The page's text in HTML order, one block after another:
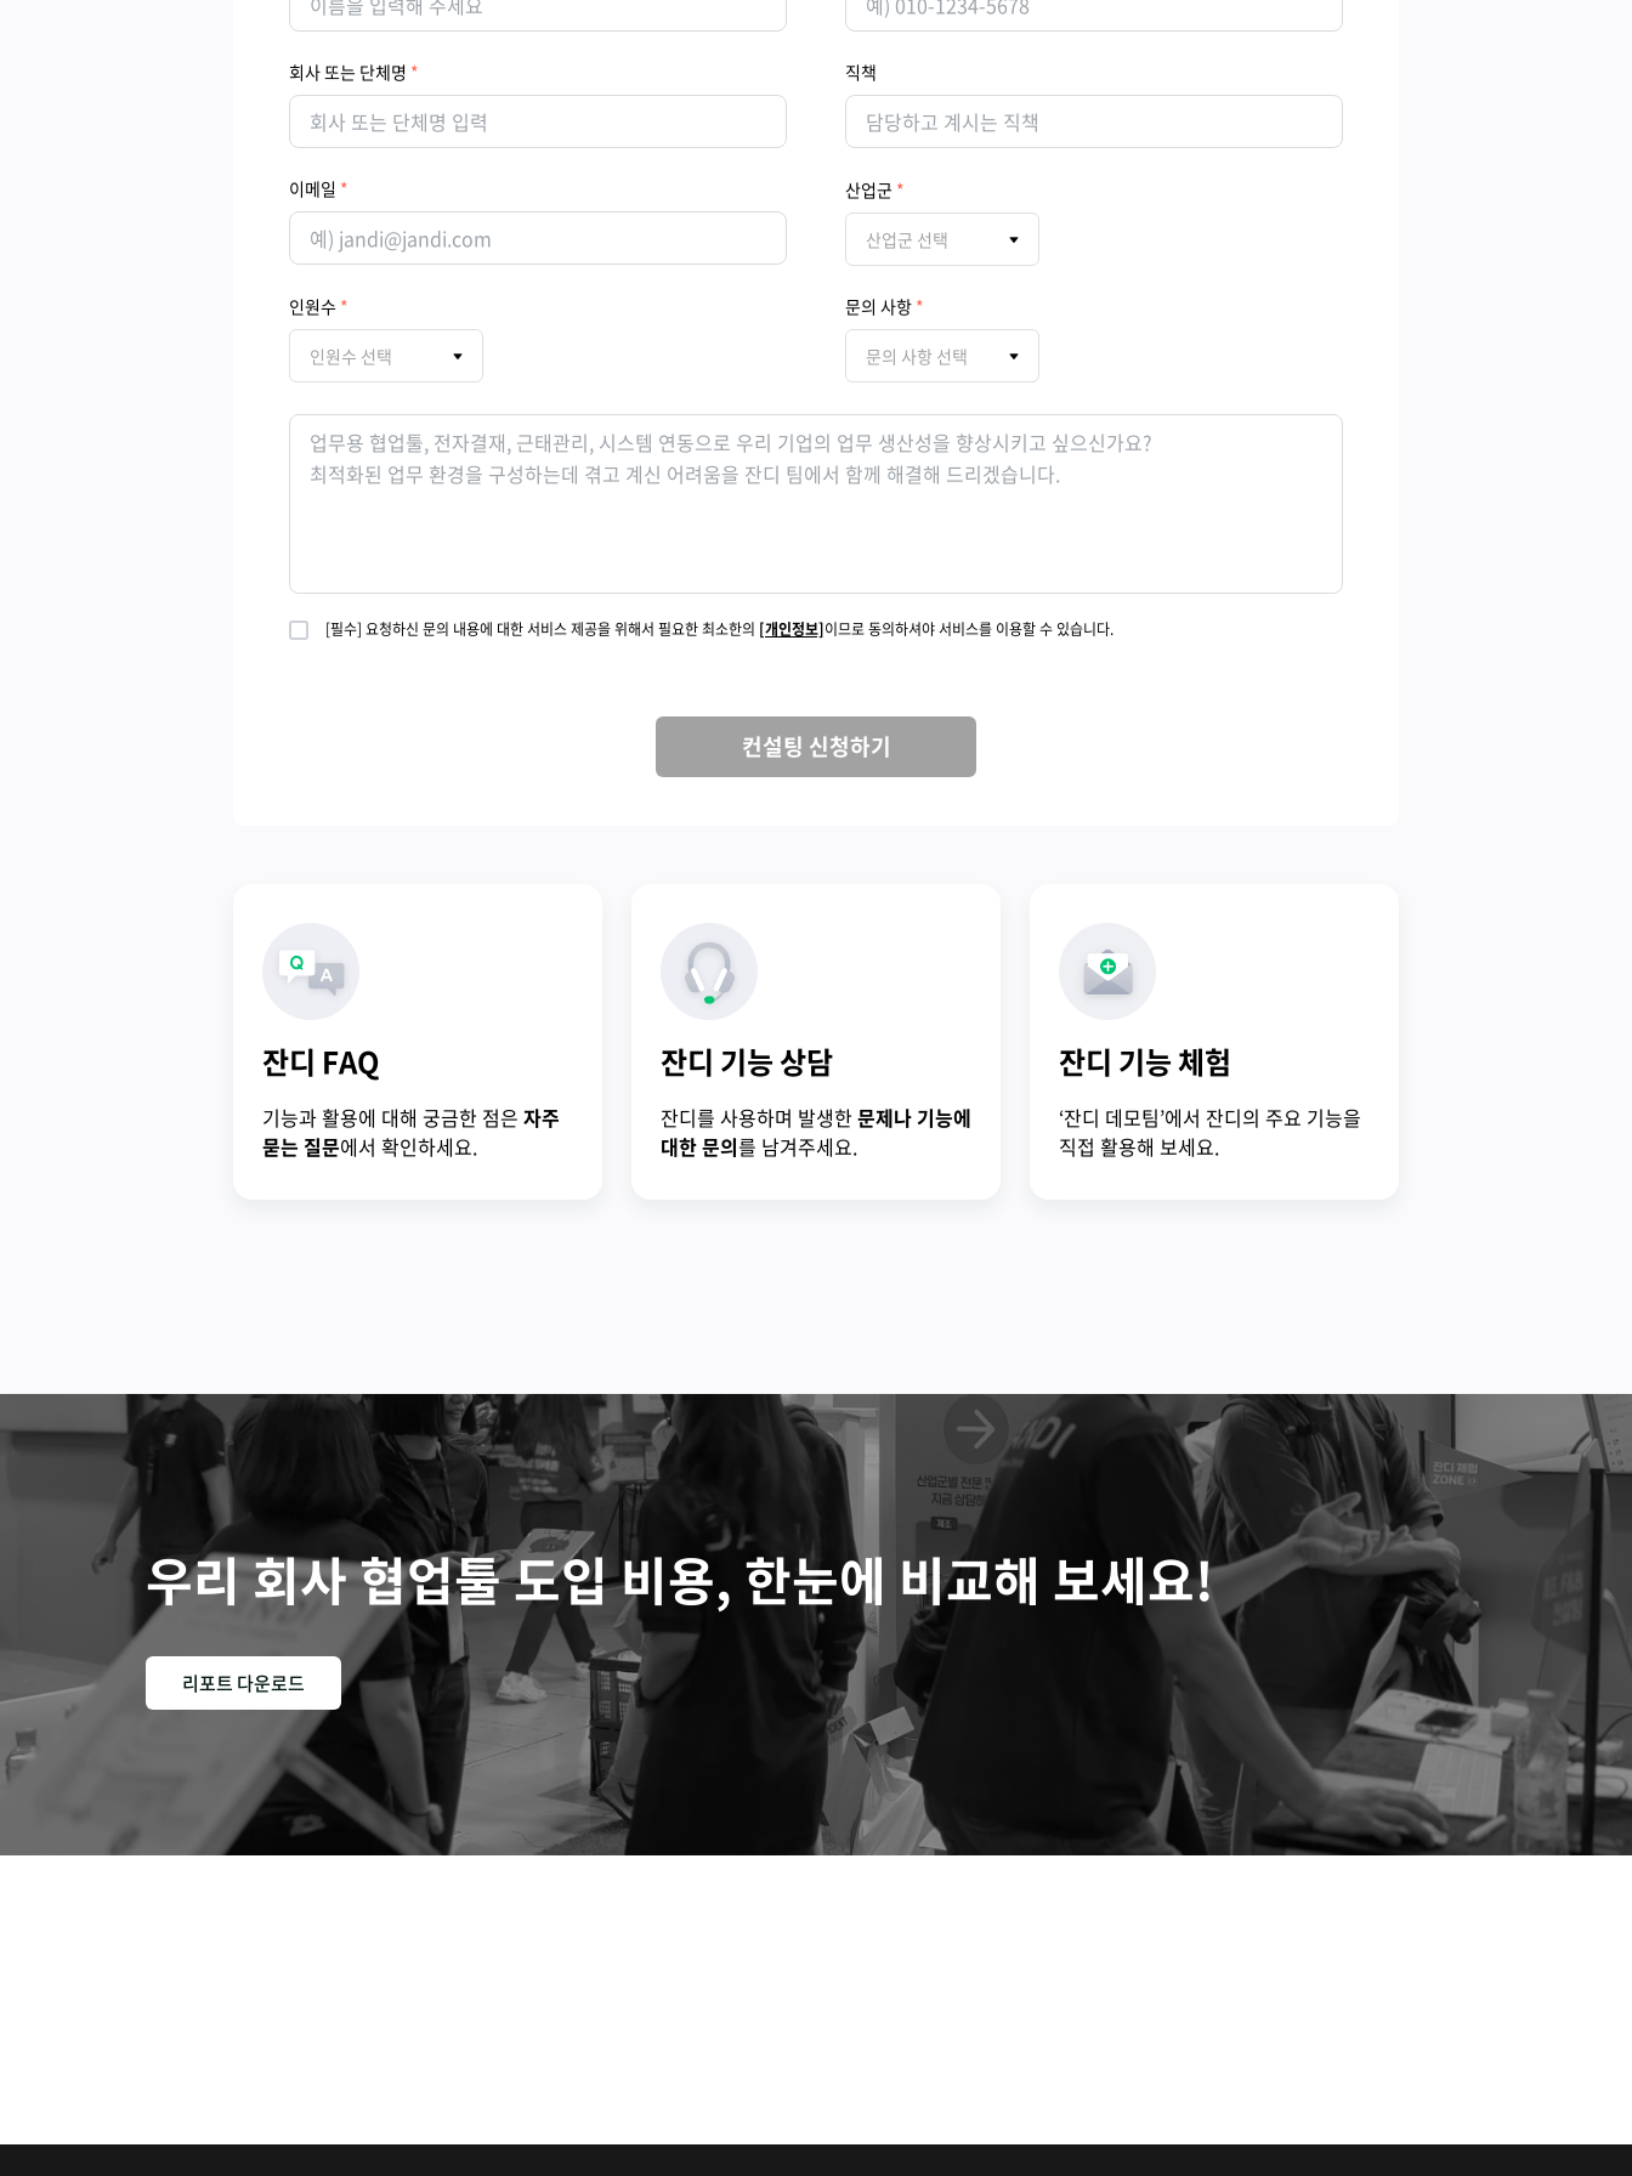
회사 또는 단체명 직책
이메일 산업군
산업군 선택
인원수
인원수 선택
문의 사항
문의 사항 선택
[필수] 요청하신 문의 내용에 대한 서비스 제공을 위해서 필요한 최소한의 [개인정보]이므로 동의하셔야 서비스를 이용할 수 있습니다.
컨설팅 신청하기
잔디 FAQ
기능과 활용에 대해 궁금한 점은 자주
묻는 질문에서 확인하세요.
잔디 기능 상담
잔디를 사용하며 발생한 문제나 기능에
대한 문의를 남겨주세요.
잔디 기능 체험
‘잔디 데모팀’에서 잔디의 주요 기능을
직접 활용해 보세요.
우리 회사 협업툴 도입 비용, 한눈에 비교해 보세요!
리포트 다운로드